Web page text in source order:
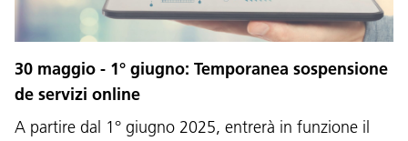
30 maggio - 1° giugno: Temporanea sospensione
de servizi online
A partire dal 1° giugno 2025, entrerà in funzione il